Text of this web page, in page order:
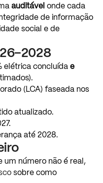
auditável onde cada
de informação
social e de
elétrica concluída e
(LCA) faseada nos
atualizado.
até 2028.
um número não é real,
sobre como